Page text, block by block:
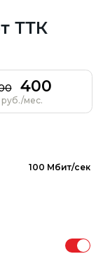
ТТК
400
руб./мес.
100 Мбит/сек